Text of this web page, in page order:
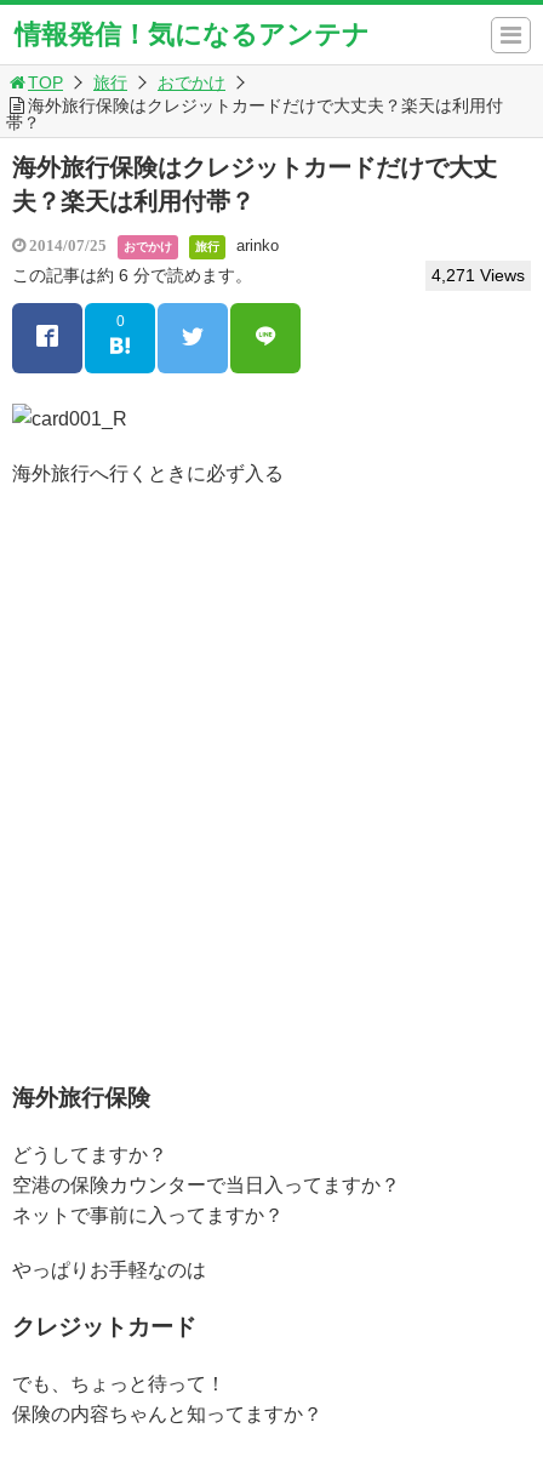
情報発信！気になるアンテナ
TOP 旅行
おでかけ
海外旅行保険はクレジットカードだけで大丈夫？楽天は利用付
帯？
海外旅行保険はクレジットカードだけで大丈
夫？楽天は利用付帯？
2014/07/25 おでかけ 旅行 arinko
この記事は約 6 分で読めます。 4,271 Views
0
海外旅行へ行くときに必ず入る
海外旅行保険
どうしてますか？
空港の保険カウンターで当日入ってますか？
ネットで事前に入ってますか？
やっぱりお手軽なのは
クレジットカード
でも、ちょっと待って！
保険の内容ちゃんと知ってますか？